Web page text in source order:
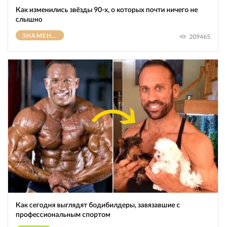
Как изменились звёзды 90-х, о которых почти ничего не
слышно
ЗНАМЕНИТОСТИ 209465
Как сегодня выглядят бодибилдеры, завязавшие с
профессиональным спортом